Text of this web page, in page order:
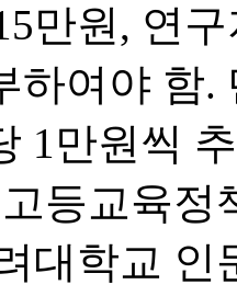
만원, 연
하여야 함.
1만원씩
등교육
대학교